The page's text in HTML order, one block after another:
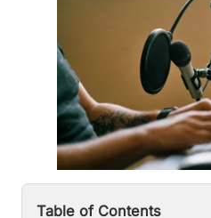
Table of Contents